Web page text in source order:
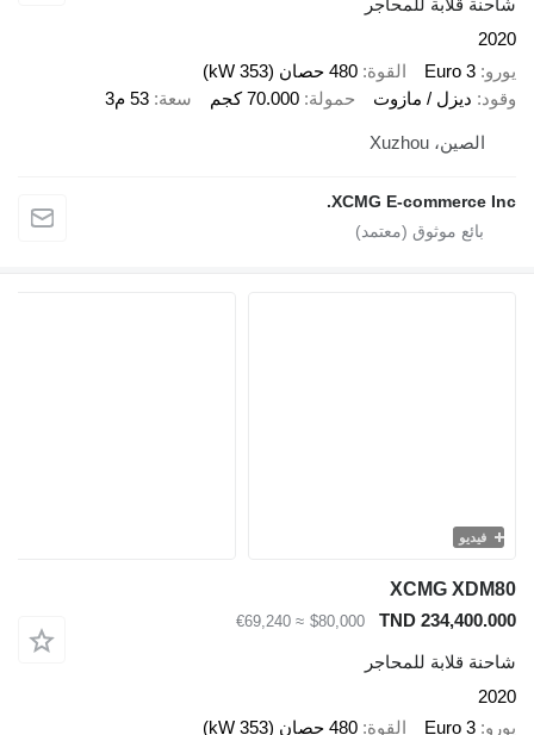
للمحاجر
Euro 3 القوة
480 حصان (353 kW)
ديزل / مازوت
حمولة 70.000 كجم سعة 53 م3
XCMG E-
XCMG
TND
$80,000
≈ €69,240
للمحاجر
Euro 3 القوة 480 حصان (353 kW)